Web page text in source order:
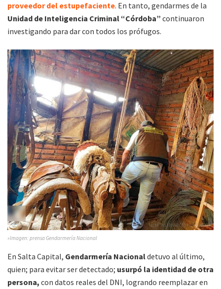
proveedor del estupefaciente. En tanto, gendarmes de la
Unidad de Inteligencia Criminal “Córdoba” continuaron
investigando para dar con todos los prófugos.
»Imagen: prensa Gendarmería Nacional
En Salta Capital, Gendarmería Nacionaldetuvo al último,
quien; para evitar ser detectado; usurpó la identidad de otra
persona, con datos reales del DNI, logrando reemplazar en